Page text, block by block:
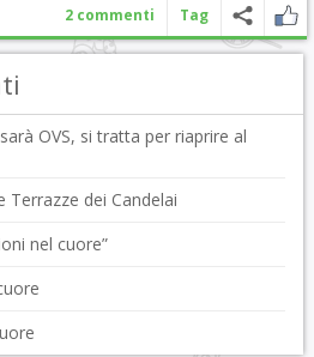
2 commenti Tag
OVS, si tratta per riaprire al
dei Candelai
nel cuore”